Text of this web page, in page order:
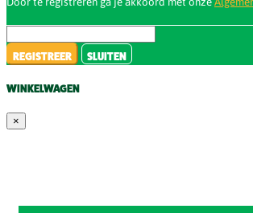
REGISTREER SLUITEN
WINKELWAGEN
×